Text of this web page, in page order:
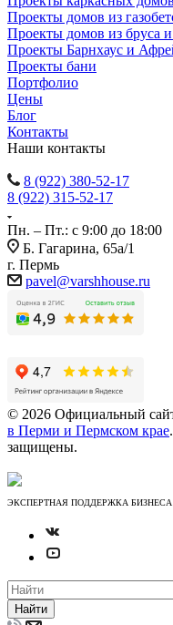
Проекты домов из
Проекты домов из бруса
Проекты Барнхаус и
Проекты бани
Портфолио
Цены
Блог
Контакты
Наши контакты
8 (922) 380-52-17
8 (922) 315-52-17
Пн. – Пт.: с 9:00 до 18:00
Б. Гагарина, 65а/1
г. Пермь
pavel@varshhouse.ru
© 2026 Официальный
в Перми и Пермском крае
защищены.
ЭКСПЕРТНАЯ ПОДДЕРЖКА БИЗНЕСА
Найти